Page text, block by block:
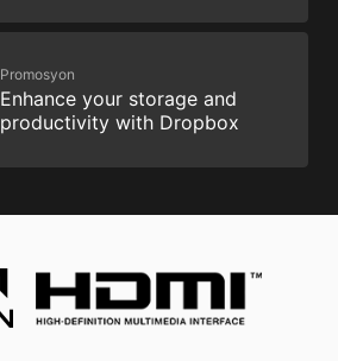
Promosyon
Enhance your storage and
productivity with Dropbox